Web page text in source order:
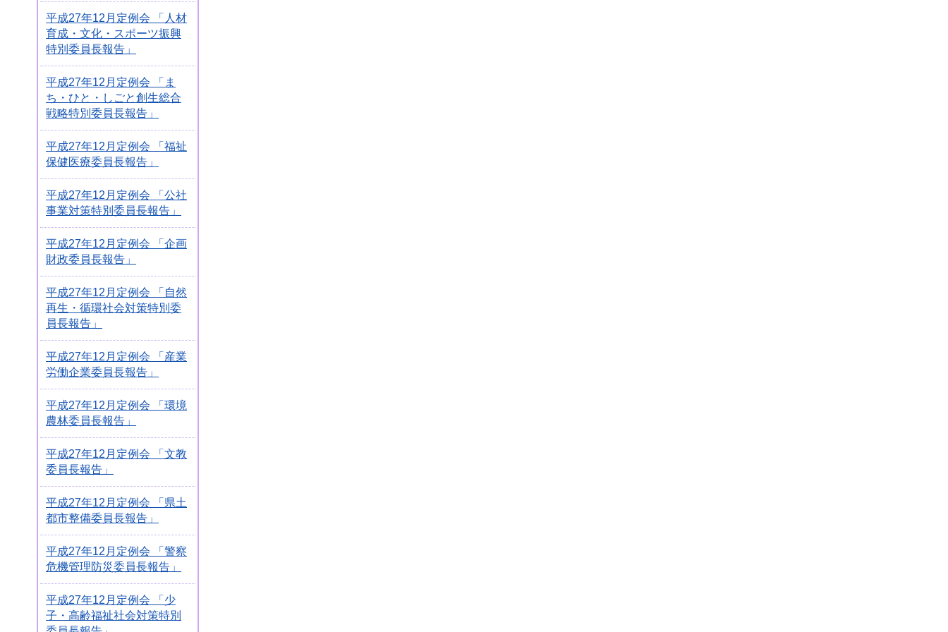
平成27年12月定例会 「人材
育成・文化・スポーツ振興
特別委員長報告」
平成27年12月定例会 「ま
ち・ひと・しごと創生総合
戦略特別委員長報告」
平成27年12月定例会 「福祉
保健医療委員長報告」
平成27年12月定例会 「公社
事業対策特別委員長報告」
平成27年12月定例会 「企画
財政委員長報告」
平成27年12月定例会 「自然
再生・循環社会対策特別委
員長報告」
平成27年12月定例会 「産業
労働企業委員長報告」
平成27年12月定例会 「環境
農林委員長報告」
平成27年12月定例会 「文教
委員長報告」
平成27年12月定例会 「県土
都市整備委員長報告」
平成27年12月定例会 「警察
危機管理防災委員長報告」
平成27年12月定例会 「少
子・高齢福祉社会対策特別